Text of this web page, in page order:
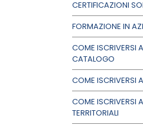
CERTIFICAZIONI
FORMAZIONE IN
COME ISCRIVERSI
CATALOGO
COME ISCRIVERSI
COME ISCRIVERSI
TERRITORIALI